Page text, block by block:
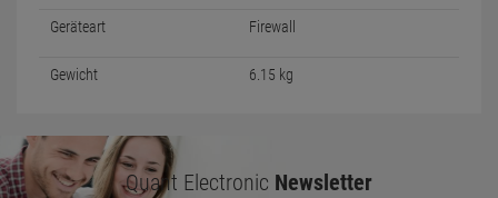
Geräteart Firewall
Gewicht 6.15 kg
Quant Electronic Newsletter